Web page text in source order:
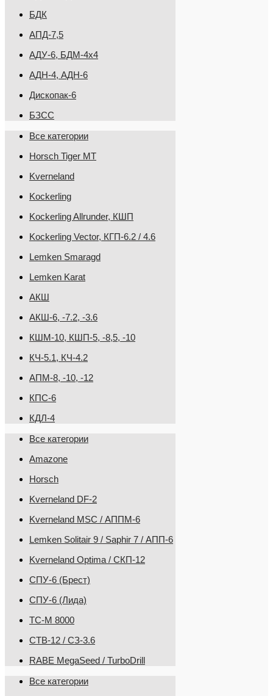
БДК
АПД-7,5
АДУ-6, БДМ-4х4
АДН-4, АДН-6
Дископак-6
БЗСС
Все категории
Horsch Tiger MT
Kverneland
Kockerling
Kockerling Allrunder, КШП
Kockerling Vector, КГП-6.2 / 4.6
Lemken Smaragd
Lemken Karat
АКШ
АКШ-6, -7.2, -3.6
КШМ-10, КШП-5, -8,5, -10
КЧ-5.1, КЧ-4.2
АПМ-8, -10, -12
КПС-6
КДЛ-4
Все категории
Amazone
Horsch
Kverneland DF-2
Kverneland MSC / АППМ-6
Lemken Solitair 9 / Saphir 7 / АПП-6
Kverneland Optima / СКП-12
СПУ-6 (Брест)
СПУ-6 (Лида)
ТС-М 8000
CТВ-12 / СЗ-3.6
RABE MegaSeed / TurboDrill
Все категории